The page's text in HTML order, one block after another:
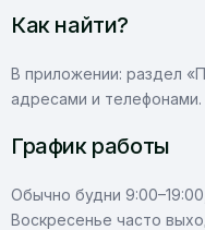
Как найти?
В приложении: раздел
адресами и телефонами.
График работы
Обычно будни
Воскресенье часто